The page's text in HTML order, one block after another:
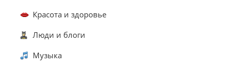
Красота и здоровье
Люди и блоги
Музыка